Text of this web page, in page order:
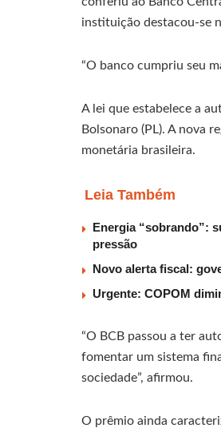
instituição destacou-se
“O banco cumpriu seu
A lei que estabelece a
Bolsonaro (PL). A nova
monetária brasileira.
Leia Também
Energia “sobrando”:
pressão
Novo alerta fiscal:
Urgente: COPOM
“O BCB passou a ter
fomentar um sistema
sociedade”, afirmou.
O prêmio ainda